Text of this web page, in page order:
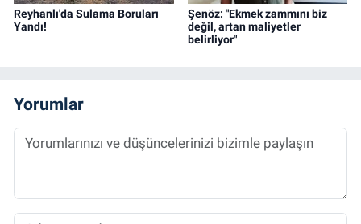
Reyhanlı'da Sulama Boruları
Yandı!
Şenöz: "Ekmek zammını biz
değil, artan maliyetler
belirliyor"
Yorumlar